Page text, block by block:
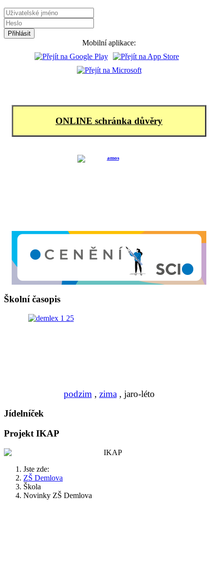
Mobilní aplikace:
ONLINE schránka důvěry
Školní časopis
podzim , zima, jaro-léto
Jídelníček
Projekt IKAP
Jste zde:
ZŠ Demlova
Škola
Novinky ZŠ Demlova